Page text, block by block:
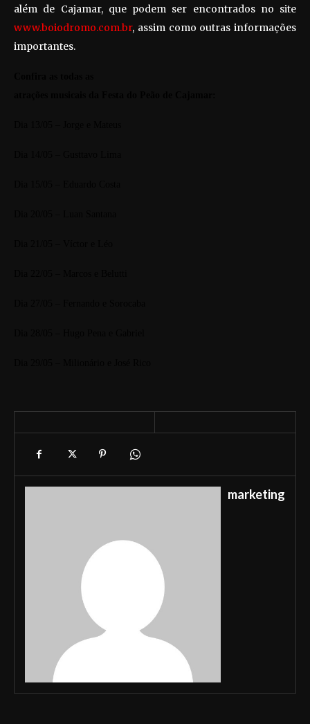
além de Cajamar, que podem ser encontrados no site
www.boiodromo.com.br, assim como outras informações
importantes.
marketing